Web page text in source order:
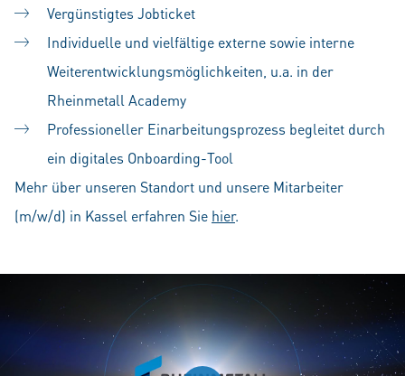
Vergünstigtes Jobticket
Individuelle und vielfältige externe sowie interne
Weiterentwicklungsmöglichkeiten, u.a. in der
Rheinmetall Academy
Professioneller Einarbeitungsprozess begleitet durch
ein digitales Onboarding-Tool
Mehr über unseren Standort und unsere Mitarbeiter
(m/w/d) in Kassel erfahren Sie hier.